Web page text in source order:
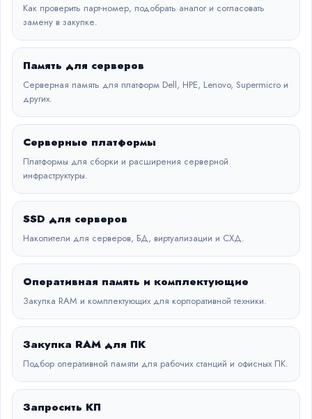
Как проверить парт-номер, подобрать аналог и согласовать
замену в закупке.
Память для серверов
Серверная память для платформ Dell, HPE, Lenovo, Supermicro и
других.
Серверные платформы
Платформы для сборки и расширения серверной
инфраструктуры.
SSD для серверов
Накопители для серверов, БД, виртуализации и СХД.
Оперативная память и комплектующие
Закупка RAM и комплектующих для корпоративной техники.
Закупка RAM для ПК
Подбор оперативной памяти для рабочих станций и офисных ПК.
Запросить КП